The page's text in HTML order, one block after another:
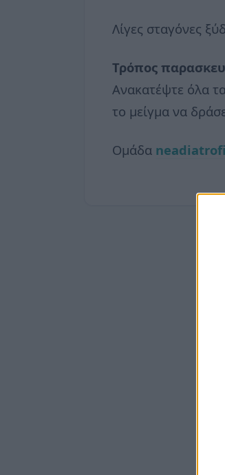
Λίγες σταγόνες
Τρόπος
Ανακατέψτε όλα
το μείγμα να
Ομάδα